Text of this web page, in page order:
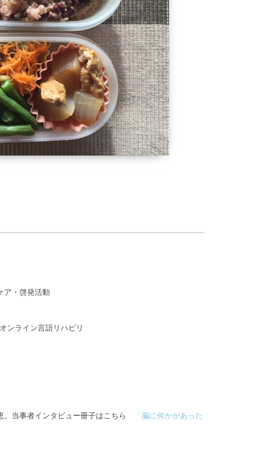
ア・啓発活動
ンライン言語リハビリ
。当事者インタビュー冊子はこちら 「脳に何かがあった